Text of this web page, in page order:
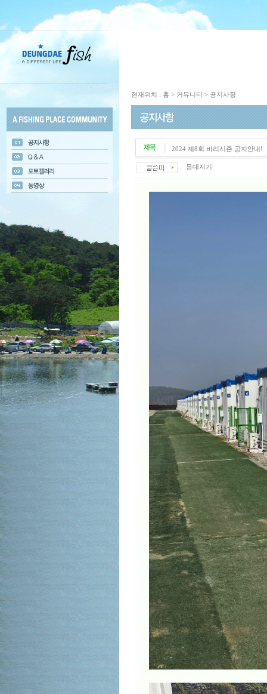
현재위치 : 홈 > 커뮤니티 > 공지사항
2024 제8회 바리시즌 공지안내!
등대지기